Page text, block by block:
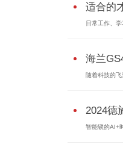
适合的
日常工作、
海兰
随着科技的
2024德
智能锁的AI+